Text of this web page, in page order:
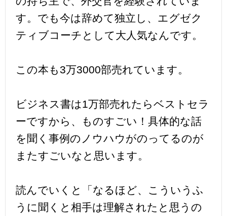
す。でも今は辞めて独立し、エグゼク
ティブコーチとして大人気なんです。
この本も3万3000部売れています。
ビジネス書は1万部売れたらベストセラ
ーですから、ものすごい！具体的な話
を聞く事例のノウハウがのってるのが
またすごいなと思います。
読んでいくと「なるほど、こういうふ
うに聞くと相手は理解されたと思うの